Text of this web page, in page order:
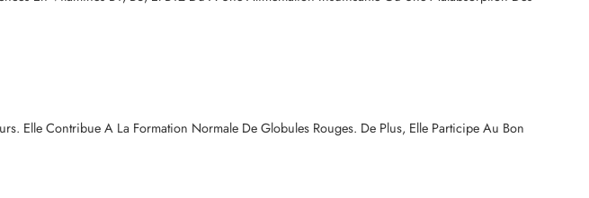
Elle Contribue A La Formation Normale De Globules Rouges. De Plus, Elle Participe Au Bon